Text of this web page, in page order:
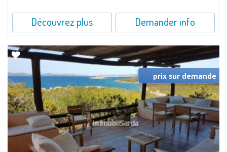
Découvrez plus Demander info
prix sur demande